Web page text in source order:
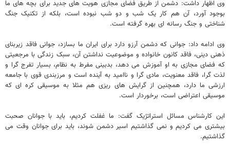
وی اظهار داشت: دشمن از طریق فضای مجازی هویت های جدید برای بچه های ما
بوجود آورد، آن هم کار یک شب و دو شب نبوده است، بلکه از تکنیک جنگ
شناختی و جنگ رسانه ای بهره گرفته است.
وی ادامه داد: جوانی که دشمن آرزو دارد برای ایران ما بسازد، جوانی فاقد زیربنای
ذهنی دینی، فاقد کانون خانواده و موضوعیت نداشتن آن، سبک زندگی با مرجعیتی
که فضای مجازی به او آموزش می دهد، بدبینی مفرط به نظام، بسیار تفرج گرا و
لذت گرا، فاقد معنویت، مادی گرا و ناامید به آینده است و مرزبندی قوی با جامعه
ارزشی ما دارد، همچنین از گرایش های ریزی هم مثلا به موسیقی کره ای که
موسیقی اعتراضی است، برخوردار است.
این کارشناس مسائل استراتژیک گفت: ما غفلت کردیم، باید با جوانان صحبت
بیشتری می کردیم و نمی گذاشتیم اسیر دشمن شوند، باید برای جوانان وقت می
گذاشتیم.